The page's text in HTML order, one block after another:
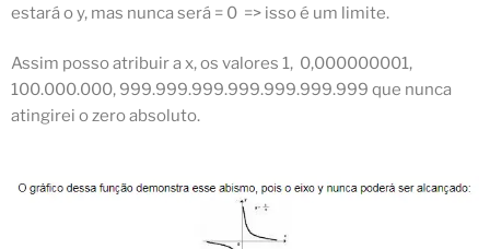
estará o y, mas nunca será = 0 => isso é um limite.
Assim posso atribuir a x, os valores 1, 0,000000001,
100.000.000, 999.999.999.999.999.999.999 que nunca
atingirei o zero absoluto.